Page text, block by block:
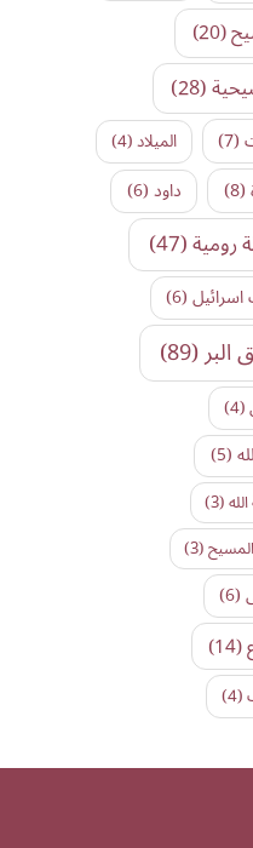
(20)
(28)
(7) الميلاد(4)
(8) داود(6)
رومية(47)
(6)
البر(89)
(4)
(5)
(3)
(3)
(6)
(14)
(4)